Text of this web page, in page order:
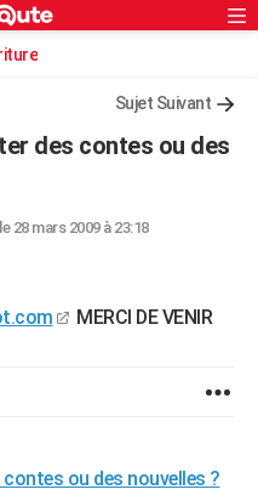
Sujet Suivant
des contes ou des
28 mars 2009 à 23:18
MERCI DE VENIR
ou des nouvelles ?